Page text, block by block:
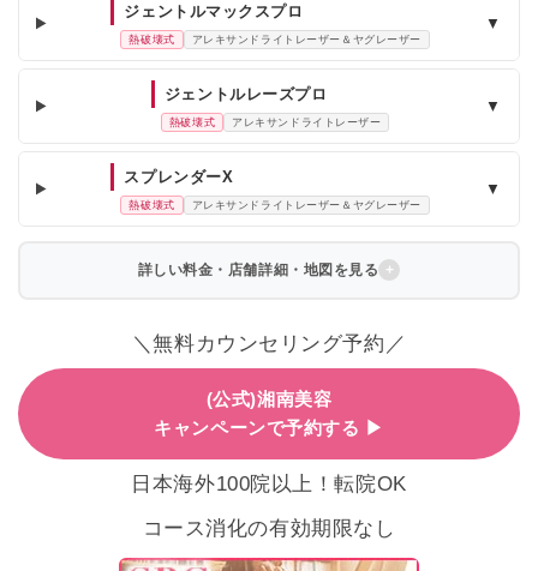
ジェントルマックスプロ
熱破壊式 アレキサンドライトレーザー＆ヤグレーザー
▼
ジェントルレーズプロ
熱破壊式 アレキサンドライトレーザー
▼
スプレンダーX
熱破壊式 アレキサンドライトレーザー＆ヤグレーザー
▼
詳しい料金・店舗詳細・地図を見る
＼無料カウンセリング予約／
(公式)湘南美容
キャンペーンで予約する ▶
日本海外100院以上！転院OK
コース消化の有効期限なし